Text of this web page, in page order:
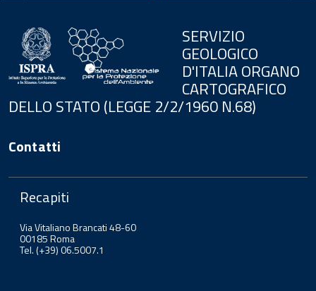
SERVIZIO
GEOLOGICO
D'ITALIA ORGANO
CARTOGRAFICO
DELLO STATO (LEGGE 2/2/1960 N.68)
Contatti
Recapiti
Via Vitaliano Brancati 48-60
00185 Roma
Tel. (+39) 06.5007.1